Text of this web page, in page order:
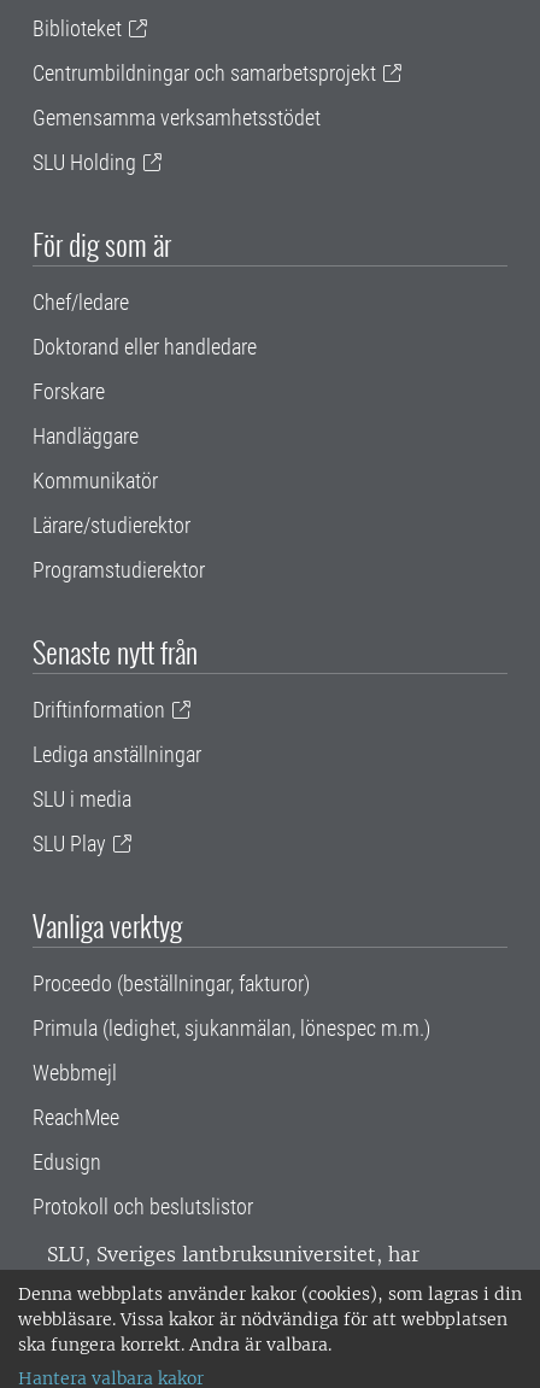
Denna webbplats använder kakor (cookies), som lagras i din
webbläsare. Vissa kakor är nödvändiga för att webbplatsen
ska fungera korrekt. Andra är valbara.
Hantera valbara kakor
Biblioteket
Centrumbildningar och samarbetsprojekt
Gemensamma verksamhetsstödet
SLU Holding
För dig som är
Chef/ledare
Doktorand eller handledare
Forskare
Handläggare
Kommunikatör
Lärare/studierektor
Programstudierektor
Senaste nytt från
Driftinformation
Lediga anställningar
SLU i media
SLU Play
Vanliga verktyg
Proceedo (beställningar, fakturor)
Primula (ledighet, sjukanmälan, lönespec m.m.)
Webbmejl
ReachMee
Edusign
Protokoll och beslutslistor
SLU, Sveriges lantbruksuniversitet, har
verksamhet över hela Sverige. Huvudorter är
Alnarp, Uppsala och Umeå.SLU är
miljöcertifierat enligt ISO 14001. •
018-67 10 00 • Org nr: 202100-2817 •